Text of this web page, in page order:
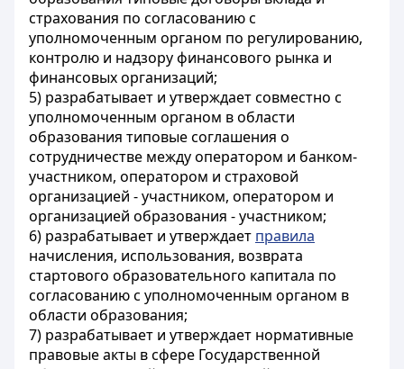
страхования по согласованию с
уполномоченным органом по регулированию,
контролю и надзору финансового рынка и
финансовых организаций;
5) разрабатывает и утверждает совместно с
уполномоченным органом в области
образования типовые соглашения о
сотрудничестве между оператором и банком-
участником, оператором и страховой
организацией - участником, оператором и
организацией образования - участником;
6) разрабатывает и утверждает правила
начисления, использования, возврата
стартового образовательного капитала по
согласованию с уполномоченным органом в
области образования;
7) разрабатывает и утверждает нормативные
правовые акты в сфере Государственной